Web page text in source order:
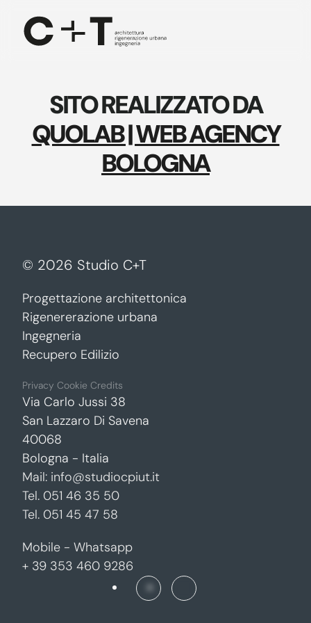
Skip to main content
SITO REALIZZATO DA
QUOLAB | WEB AGENCY
BOLOGNA
© 2026 Studio C+T
Progettazione architettonica
Rigenererazione urbana
Ingegneria
Recupero Edilizio
Privacy Cookie Credits
Via Carlo Jussi 38
San Lazzaro Di Savena
40068
Bologna - Italia
Mail: info@studiocpiut.it
Tel. 051 46 35 50
Tel. 051 45 47 58
Mobile - Whatsapp
+ 39 353 460 9286